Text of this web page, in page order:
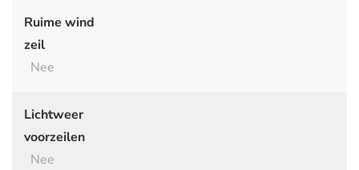
Ruime wind
zeil
Nee
Lichtweer
voorzeilen
Nee